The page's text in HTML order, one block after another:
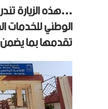
…هذه الزيارة
الوطني للخدمات
تقدمها بما